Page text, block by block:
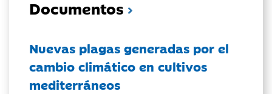
Documentos
Nuevas plagas generadas por el
cambio climático en cultivos
mediterráneos